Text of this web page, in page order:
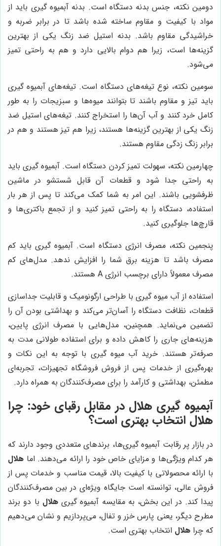
دومین نکته، جنس بدنه دستگاه است. بدنه آبمیوه گیری باید از
مواد با کیفیت و مقاوم ساخته شده باشد تا در برابر ضربه و
خراشیدگی مقاوم باشد. بدنه استیل ضد زنگ یکی از بهترین
گزینه‌ها است، زیرا هم دوام بالایی دارد و هم به راحتی تمیز
می‌شود.
سومین نکته، نوع تیغه‌های دستگاه است. تیغه‌های آبمیوه گیری
باید تیز و مقاوم باشند تا بتوانند میوه‌ها و سبزیجات را به طور
کامل خرد کنند و آب آن‌ها را استخراج کنند. تیغه‌های استیل ضد
زنگ یکی از بهترین گزینه‌ها هستند، زیرا هم تیز هستند و هم در
برابر زنگ زدگی مقاوم هستند.
چهارمین نکته، سهولت تمیز کردن دستگاه است. آبمیوه گیری باید
به راحتی جدا شود و قطعات آن قابل شستشو در ماشین
ظرفشویی باشند. این امر به شما کمک می‌کند تا پس از هر بار
استفاده، دستگاه را به راحتی تمیز کنید و از تجمع باکتری‌ها و
قارچ‌ها جلوگیری کنید.
پنجمین نکته، مصرف انرژی دستگاه است. آبمیوه گیری باید کم
مصرف باشد تا هزینه برق شما را افزایش ندهد. مدل‌های کم
مصرف معمولاً دارای برچسب انرژی A هستند.
استفاده از آب میوه گیری با طراحی ارگونومیک و قابلیت جداسازی
قطعات، نظافت دستگاه را آسان‌تر می‌کند و بهداشتی بودن آن را
تضمین می‌نماید. همچنین، مدل‌هایی با مصرف انرژی پایین،
هزینه‌های جاری را کاهش داده و برای استفاده طولانی مدت به
صرفه‌تر هستند. خرید آب میوه گیری با توجه به این نکات و
بهره‌گیری از خدمات پس از فروش فروشگاه تجهیزات، تجربه‌ای
مطمئن، بهداشتی و کارآمد را برای مصرف‌کنندگان به همراه دارد.
آبمیوه گیری هلال در مقابل رقبای خود: چرا
هلال انتخاب بهتری است؟
در بازار پر رقابت آبمیوه گیری‌ها، برندهای متعددی وجود دارند که
هر کدام ویژگی‌ها و مزایای خاص خود را ارائه می‌دهند. اما هلال
با ارائه محصولاتی با کیفیت بالا، قیمت مناسب و خدمات پس از
فروش عالی، توانسته است جایگاه ویژه‌ای در بین مصرف‌کنندگان
پیدا کند. در این بخش، به مقایسه آبمیوه گیریهلال با دو برند
مطرح دیگر، یعنی پارس خزر و تفال، می‌پردازیم و نشان می‌دهیم
که چرا هلال انتخاب بهتری است.